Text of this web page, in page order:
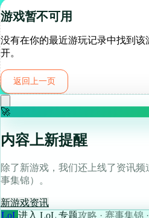
游戏暂不可用
没有在你的最近游玩记录中找到
开。
返回上一页
🚀
内容上新提醒
除了新游戏，我们还上线了资讯
事集锦）。
新游戏资讯
LoL进入 LoL 专题攻略 · 赛事集锦